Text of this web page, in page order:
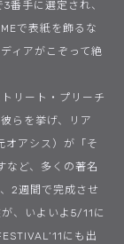
番手に選定され、
で表紙を飾るな
ィアがこぞって絶
リート・プリーチ
らを挙げ、リア
オアシス）が「そ
など、多くの著名
2週間で完成させ
、いよいよ5/11に
にも出